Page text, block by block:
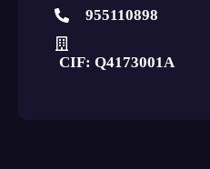
955110898
CIF: Q4173001A